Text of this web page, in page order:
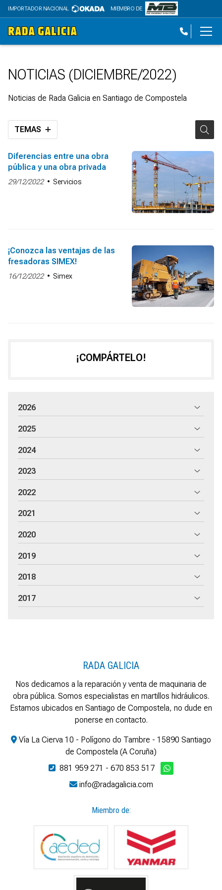
IMPORTADOR NACIONAL MIEMBRO DE
NOTICIAS (DICIEMBRE/2022)
Noticias de Rada Galicia en Santiago de Compostela
TEMAS
Diferencias entre una obra
pública y una obra privada
29/12/2022 Servicios
¡Conozca las ventajas de las
fresadoras SIMEX!
16/12/2022 Simex
¡COMPÁRTELO!
2026
2025
2024
2023
2022
2021
2020
2019
2018
2017
RADA GALICIA
Nos dedicamos a la reparación y venta de maquinaria de
obra pública. Somos especialistas en martillos hidráulicos.
Estamos ubicados en Santiago de Compostela, no dude en
ponerse en contacto.
Vía La Cierva 10 - Polígono do Tambre - 15890 Santiago
de Compostela (A Coruña)
881 959 271 - 670 853 517
info@radagalicia.com
Miembro de: